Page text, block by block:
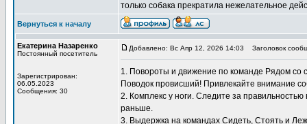
только собака прекратила нежелательное
Вернуться к началу
Екатерина Назаренко
Постоянный посетитель
Зарегистрирован:
06.05.2023
Сообщения: 30
Добавлено: Вс Апр 12, 2026 14:03 Заголовок
1. Повороты и движение по команде Рядом со
Поводок провисший! Привлекайте внимание
2. Комплекс у ноги. Следите за
раньше.
3. Выдержка на командах Сидеть, Стоять и